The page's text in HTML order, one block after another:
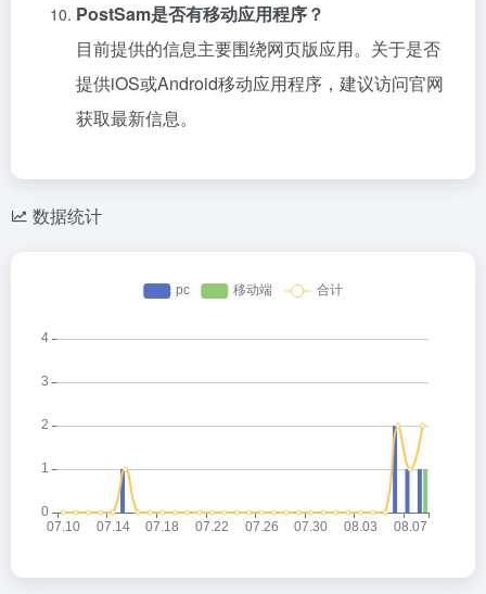
PostSam是否有移动应用程序？
目前提供的信息主要围绕网页版应用。关于是否
提供iOS或Android移动应用程序，建议访问官网
获取最新信息。
数据统计